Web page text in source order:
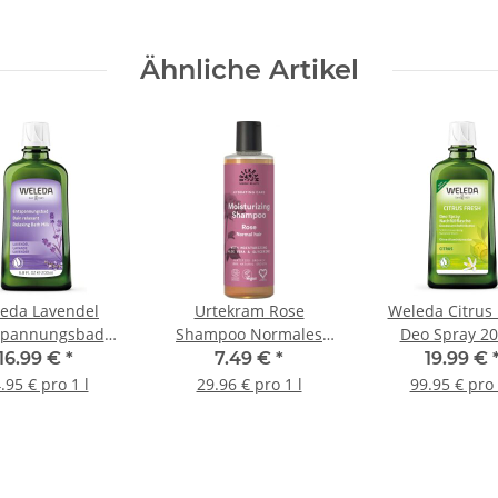
Ähnliche Artikel
Lavendel
200ml
€ *
€ pro 1 l
Urtekram Rose
Shampoo Normales
Haar 250ml
7.49 € *
29.96 € pro 1 l
Weleda Citrus
Deo Spray
19.99 €
99.95 € pro